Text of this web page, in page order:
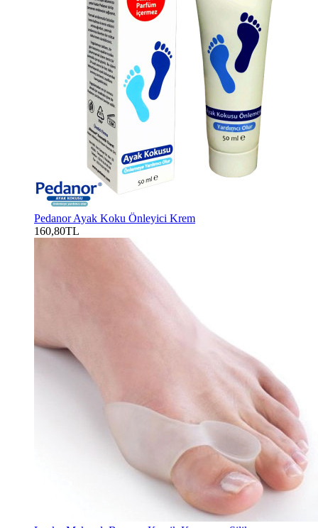
Pedanor Ayak Koku Önleyici Krem
160,80TL